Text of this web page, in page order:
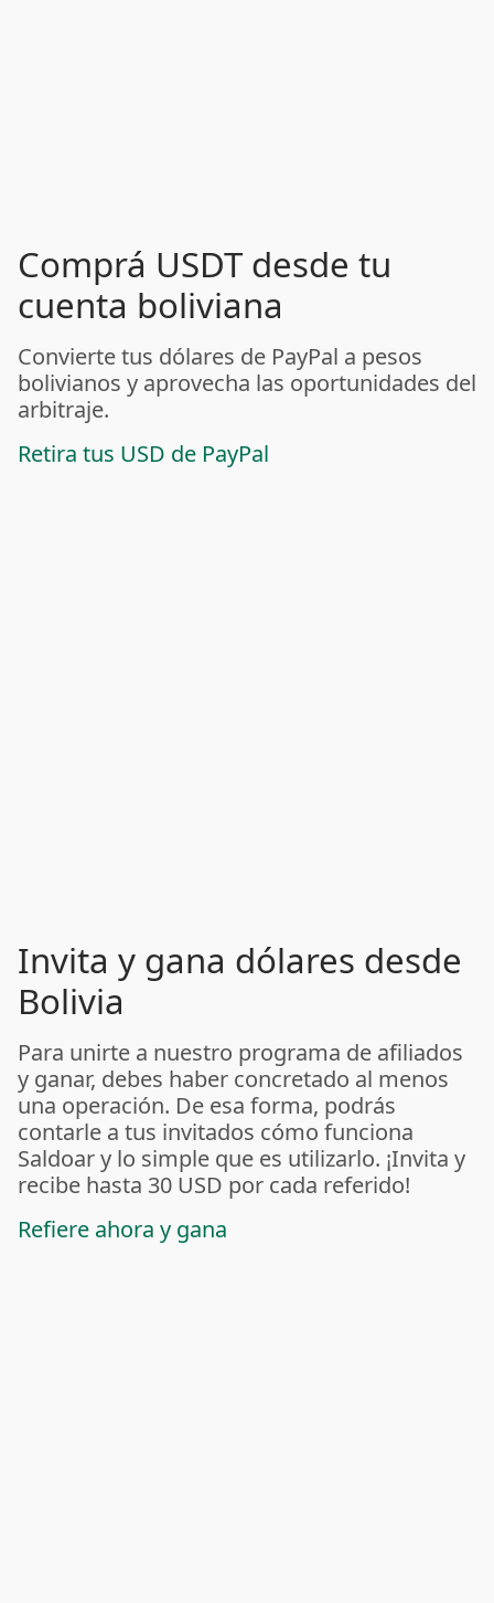
Comprá USDT desde tu
cuenta boliviana
Convierte tus dólares de PayPal a pesos
bolivianos y aprovecha las oportunidades del
arbitraje.
Retira tus USD de PayPal
Invita y gana dólares desde
Bolivia
Para unirte a nuestro programa de afiliados
y ganar, debes haber concretado al menos
una operación. De esa forma, podrás
contarle a tus invitados cómo funciona
Saldoar y lo simple que es utilizarlo. ¡Invita y
recibe hasta 30 USD por cada referido!
Refiere ahora y gana